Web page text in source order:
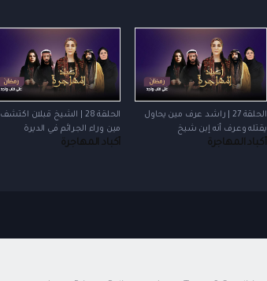
الحلقة 27 | راشد عرف مين يحاول
يقتله وعرف أنه إبن شيخ
أكباد المهاجرة
الحلقة 28 | الشيخ قبلان اكتشف
مين وراء الجرائم في الديرة
أكباد المهاجرة